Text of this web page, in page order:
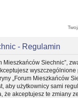
- Regulamin
Siechnic”,
„Forum
aby użytkownicy sami
że akceptujesz te zmiany